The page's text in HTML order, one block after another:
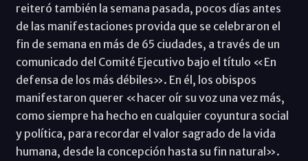
reiteró también la semana pasada, pocos días antes
de las manifestaciones provida que se celebraron el
fin de semana en más de 65 ciudades, a través de un
comunicado del Comité Ejecutivo bajo el título «En
defensa de los más débiles». En él, los obispos
manifestaron querer «hacer oír su voz una vez más,
como siempre ha hecho en cualquier coyuntura social
y política, para recordar el valor sagrado de la vida
humana, desde la concepción hasta su fin natural».